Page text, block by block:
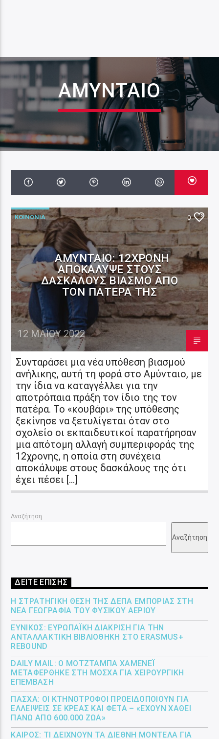
ΑΜΎΝΤΑΙΟ
ΚΟΙΝΩΝΙΑ 0
ΑΜΎΝΤΑΙΟ: 12ΧΡΟΝΗ
ΑΠΟΚΆΛΥΨΕ ΣΤΟΥΣ
ΔΑΣΚΆΛΟΥΣ ΒΙΑΣΜΌ ΑΠΌ
ΤΟΝ ΠΑΤΈΡΑ ΤΗΣ
12 ΜΑΪ́ΟΥ 2022
Συνταράσει μια νέα υπόθεση βιασμού
ανήλικης, αυτή τη φορά στο Αμύνταιο, με
την ίδια να καταγγέλλει για την
αποτρόπαια πράξη τον ίδιο της τον
πατέρα. Το «κουβάρι» της υπόθεσης
ξεκίνησε να ξετυλίγεται όταν στο
σχολείο οι εκπαιδευτικοί παρατήρησαν
μια απότομη αλλαγή συμπεριφοράς της
12χρονης, η οποία στη συνέχεια
αποκάλυψε στους δασκάλους της ότι
έχει πέσει […]
Αναζήτηση
Αναζήτηση
ΔΕΙΤΕ ΕΠΙΣΗΣ
Η ΣΤΡΑΤΗΓΙΚΉ ΘΈΣΗ ΤΗΣ ΔΕΠΑ ΕΜΠΟΡΊΑΣ ΣΤΗ
ΝΈΑ ΓΕΩΓΡΑΦΊΑ ΤΟΥ ΦΥΣΙΚΟΎ ΑΕΡΊΟΥ
ΕΎΝΙΚΟΣ: ΕΥΡΩΠΑΪΚΉ ΔΙΆΚΡΙΣΗ ΓΙΑ ΤΗΝ
ΑΝΤΑΛΛΑΚΤΙΚΉ ΒΙΒΛΙΟΘΉΚΗ ΣΤΟ ERASMUS+
REBOUND
DAILY MAIL: Ο ΜΟΤΖΤΆΜΠΑ ΧΑΜΕΝΕΪ́
ΜΕΤΑΦΈΡΘΗΚΕ ΣΤΗ ΜΌΣΧΑ ΓΙΑ ΧΕΙΡΟΥΡΓΙΚΉ
ΕΠΈΜΒΑΣΗ
ΠΆΣΧΑ: ΟΙ ΚΤΗΝΟΤΡΌΦΟΙ ΠΡΟΕΙΔΟΠΟΙΟΎΝ ΓΙΑ
ΕΛΛΕΊΨΕΙΣ ΣΕ ΚΡΈΑΣ ΚΑΙ ΦΈΤΑ – «ΈΧΟΥΝ ΧΑΘΕΊ
ΠΆΝΩ ΑΠΌ 600.000 ΖΏΑ»
ΚΑΙΡΌΣ: ΤΙ ΔΕΊΧΝΟΥΝ ΤΑ ΔΙΕΘΝΉ ΜΟΝΤΈΛΑ ΓΙΑ